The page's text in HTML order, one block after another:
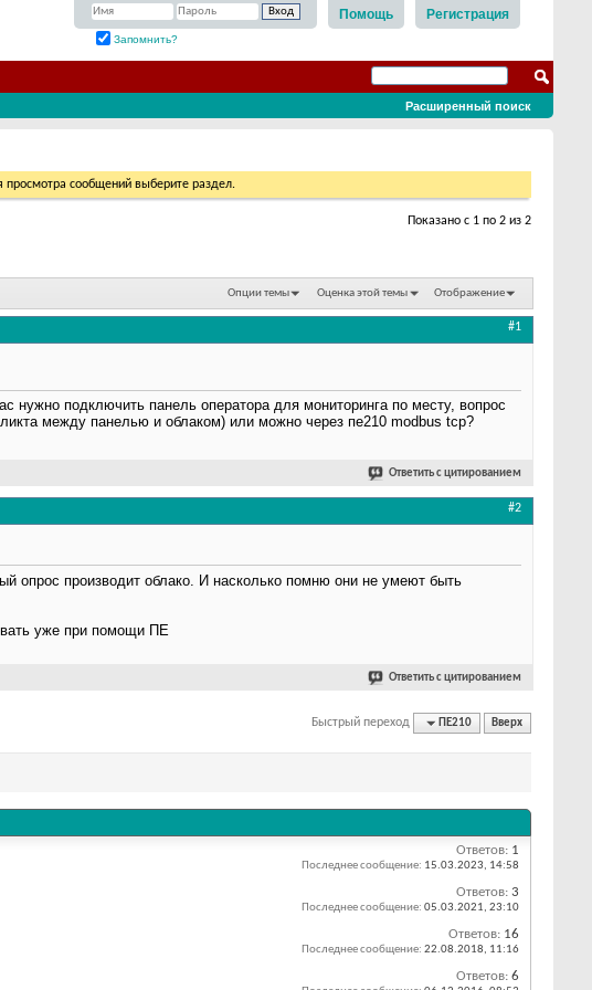
Регистрация
Помощь
Запомнить?
Расширенный поиск
просмотра сообщений выберите раздел.
Показано с 1 по 2 из 2
Опции темы Оценка этой темы Отображение
#1
подключить панель оператора для мониторинга по месту, вопрос
между панелью и облаком) или можно через пе210 modbus tcp?
Ответить с цитированием
#2
опрос производит облако. И насколько помню они не умеют быть
уже при помощи ПЕ
Ответить с цитированием
Быстрый переход ПЕ210 Вверх
Ответов: 1
Последнее сообщение: 15.03.2023, 14:58
Ответов: 3
Последнее сообщение: 05.03.2021, 23:10
Ответов: 16
Последнее сообщение: 22.08.2018, 11:16
Ответов: 6